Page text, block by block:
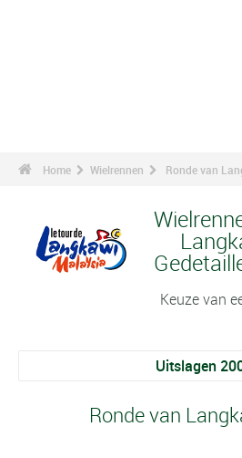
Home Wielrennen Ronde van
Keuze van
Uitslagen
Ronde van